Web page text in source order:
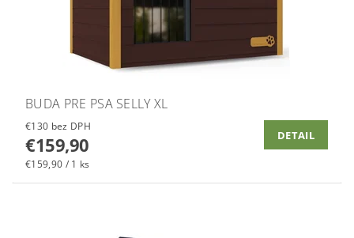
BUDA PRE PSA SELLY XL
€130 bez DPH
€159,90
€159,90 / 1 ks
DETAIL